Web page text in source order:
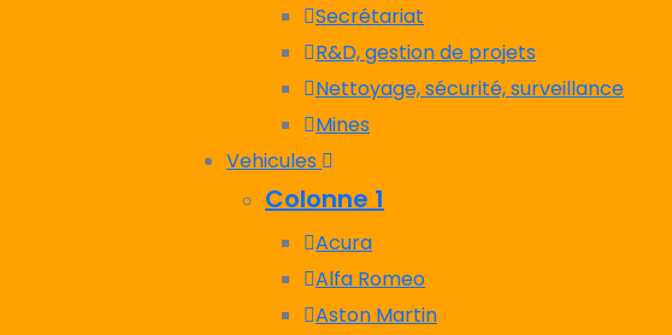
Secrétariat
R&D, gestion de projets
Nettoyage, sécurité, surveillance
Mines
Vehicules
Colonne 1
Acura
Alfa Romeo
Aston Martin